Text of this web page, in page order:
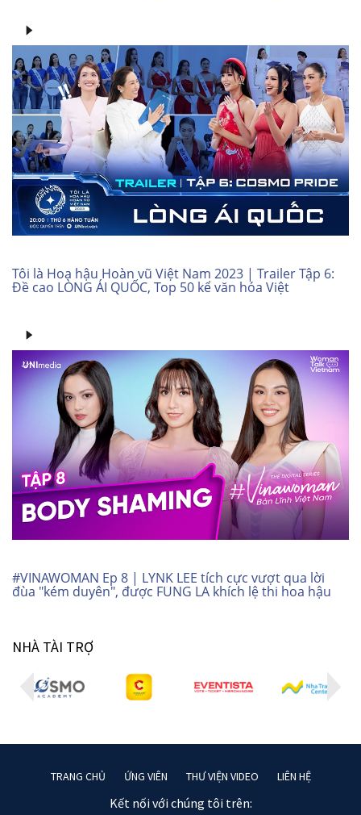
Tôi là Hoa hậu Hoàn vũ Việt Nam 2023 | Trailer Tập 6:
Đề cao LÒNG ÁI QUỐC, Top 50 kể văn hóa Việt
#VINAWOMAN Ep 8 | LYNK LEE tích cực vượt qua lời
đùa "kém duyên", được FUNG LA khích lệ thi hoa hậu
NHÀ TÀI TRỢ
TRANG CHỦ ỨNG VIÊN THƯ VIỆN VIDEO LIÊN HỆ
Kết nối với chúng tôi trên: